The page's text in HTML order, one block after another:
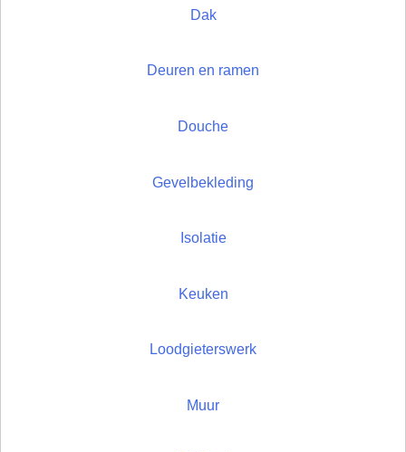
Dak
Deuren en ramen
Douche
Gevelbekleding
Isolatie
Keuken
Loodgieterswerk
Muur